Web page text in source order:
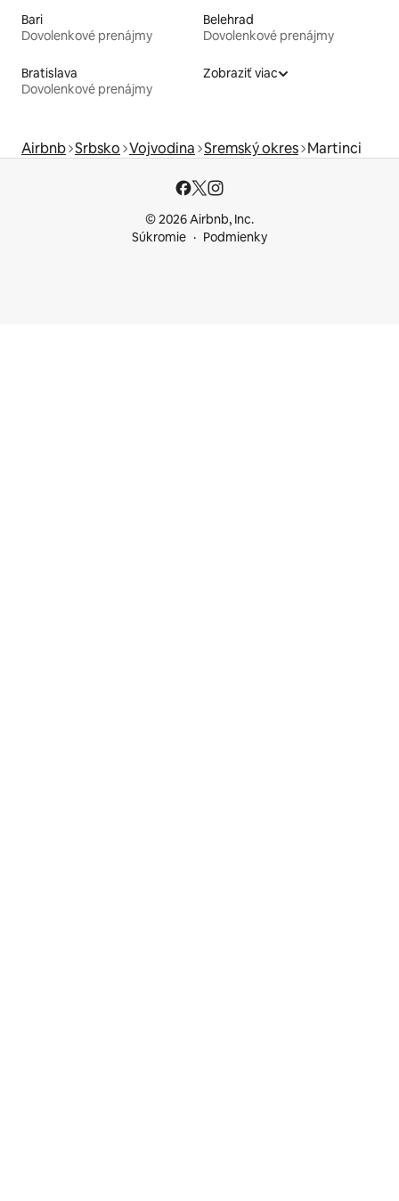
Bari
Dovolenkové prenájmy
Belehrad
Dovolenkové prenájmy
Bratislava
Dovolenkové prenájmy
Zobraziť viac
Airbnb Srbsko Vojvodina Sremský okres Martinci
© 2026 Airbnb, Inc.
Súkromie
Podmienky